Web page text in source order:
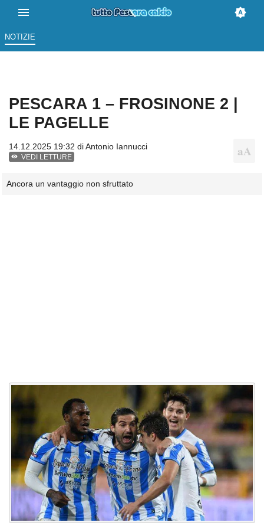
NOTIZIE
PESCARA 1 – FROSINONE 2 |
LE PAGELLE
14.12.2025 19:32 diAntonio Iannucci
VEDI LETTURE
Ancora un vantaggio non sfruttato